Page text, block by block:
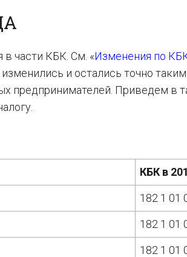
в части КБК. См. «Изменения по
и остались точно
предпринимателей. Приведем в
КБК в
182 1 01
182 1 01
182 1 01